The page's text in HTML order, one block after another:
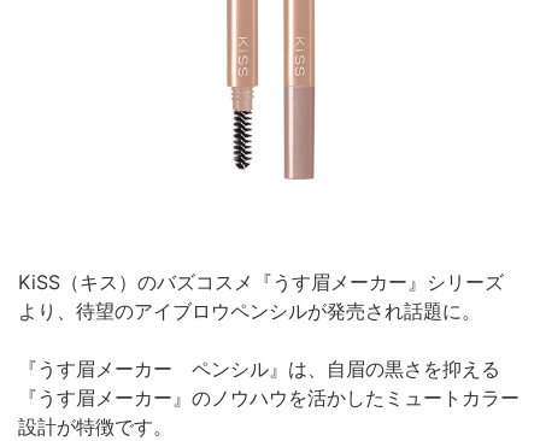
KiSS（キス）のバズコスメ『うす眉メーカー』シリーズ
より、待望のアイブロウペンシルが発売され話題に。
『うす眉メーカー ペンシル』は、自眉の黒さを抑える
『うす眉メーカー』のノウハウを活かしたミュートカラー
設計が特徴です。